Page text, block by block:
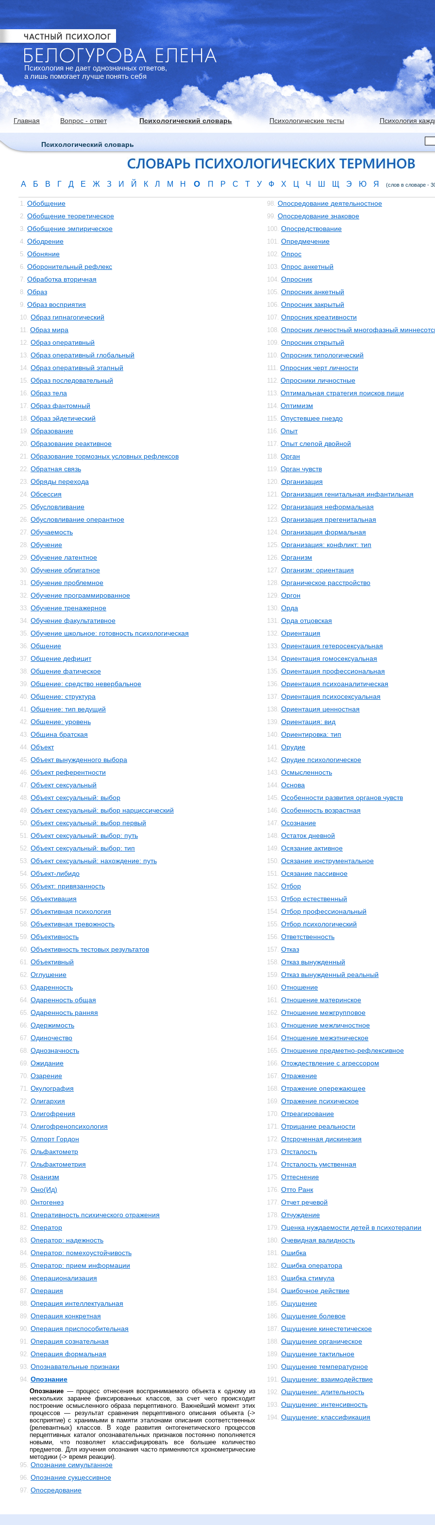
Психология не дает однозначных ответов,
а лишь помогает лучше понять себя
Главная Вопрос - ответ Психологический словарь Психологические тесты Психология
Психологический словарь
А Б В Г Д Е Ж З И Й К Л М Н О П Р С Т У Ф Х Ц Ч Ш Щ Э Ю Я (слов в словаре -
1. Обобщение
2. Обобщение теоретическое
3. Обобщение эмпирическое
4. Ободрение
5. Обоняние
6. Оборонительный рефлекс
7. Обработка вторичная
8. Образ
9. Образ восприятия
10. Образ гипнагогический
11. Образ мира
12. Образ оперативный
13. Образ оперативный глобальный
14. Образ оперативный этапный
15. Образ последовательный
16. Образ тела
17. Образ фантомный
18. Образ эйдетический
19. Образование
20. Образование реактивное
21. Образование тормозных условных рефлексов
22. Обратная связь
23. Обряды перехода
24. Обсессия
25. Обусловливание
26. Обусловливание оперантное
27. Обучаемость
28. Обучение
29. Обучение латентное
30. Обучение облигатное
31. Обучение проблемное
32. Обучение программированное
33. Обучение тренажерное
34. Обучение факультативное
35. Обучение школьное: готовность психологическая
36. Общение
37. Общение дефицит
38. Общение фатическое
39. Общение: средство невербальное
40. Общение: структура
41. Общение: тип ведущий
42. Общение: уровень
43. Община братская
44. Объект
45. Объект вынужденного выбора
46. Объект референтности
47. Объект сексуальный
48. Объект сексуальный: выбор
49. Объект сексуальный: выбор нарциссический
50. Объект сексуальный: выбор первый
51. Объект сексуальный: выбор: путь
52. Объект сексуальный: выбор: тип
53. Объект сексуальный: нахождение: путь
54. Объект-либидо
55. Объект: привязанность
56. Объективация
57. Объективная психология
58. Объективная тревожность
59. Объективность
60. Объективность тестовых результатов
61. Объективный
62. Оглушение
63. Одаренность
64. Одаренность общая
65. Одаренность ранняя
66. Одержимость
67. Одиночество
68. Однозначность
69. Ожидание
70. Озарение
71. Окулография
72. Олигархия
73. Олигофрения
74. Олигофренопсихология
75. Олпорт Гордон
76. Ольфактометр
77. Ольфактометрия
78. Онанизм
79. Оно(Ид)
80. Онтогенез
81. Оперативность психического отражения
82. Оператор
83. Оператор: надежность
84. Оператор: помехоустойчивость
85. Оператор: прием информации
86. Операционализация
87. Операция
88. Операция интеллектуальная
89. Операция конкретная
90. Операция приспособительная
91. Операция сознательная
92. Операция формальная
93. Опознавательные признаки
94. Опознание
Опознание — процесс отнесения воспринимаемого объекта к одному из
нескольких заранее фиксированных классов, за счет чего происходит
построение осмысленного образа перцептивного. Важнейший момент этих
процессов — результат сравнения перцептивного описания объекта (->
восприятие) с хранимыми в памяти эталонами описания соответственных
(релевантных) классов. В ходе развития онтогенетического процессов
перцептивных каталог опознавательных признаков постоянно пополняется
новыми, что позволяет классифицировать все большее количество
предметов. Для изучения опознания часто применяются хронометрические
методики (-> время реакции).
95. Опознание симультанное
96. Опознание сукцессивное
97. Опосредование
98. Опосредование деятельностное
99. Опосредование знаковое
100. Опосредствование
101. Опредмечение
102. Опрос
103. Опрос анкетный
104. Опросник
105. Опросник анкетный
106. Опросник закрытый
107. Опросник креативности
108. Опросник личностный многофазный
109. Опросник открытый
110. Опросник типологический
111. Опросник черт личности
112. Опросники личностные
113. Оптимальная стратегия поисков пищи
114. Оптимизм
115. Опустевшее гнездо
116. Опыт
117. Опыт слепой двойной
118. Орган
119. Орган чувств
120. Организация
121. Организация генитальная инфантильная
122. Организация неформальная
123. Организация прегенитальная
124. Организация формальная
125. Организация: конфликт: тип
126. Организм
127. Организм: ориентация
128. Органическое расстройство
129. Оргон
130. Орда
131. Орда отцовская
132. Ориентация
133. Ориентация гетеросексуальная
134. Ориентация гомосексуальная
135. Ориентация профессиональная
136. Ориентация психоаналитическая
137. Ориентация психосексуальная
138. Ориентация ценностная
139. Ориентация: вид
140. Ориентировка: тип
141. Орудие
142. Орудие психологическое
143. Осмысленность
144. Основа
145. Особенности развития органов чувств
146. Особенность возрастная
147. Осознание
148. Остаток дневной
149. Осязание активное
150. Осязание инструментальное
151. Осязание пассивное
152. Отбор
153. Отбор естественный
154. Отбор профессиональный
155. Отбор психологический
156. Ответственность
157. Отказ
158. Отказ вынужденный
159. Отказ вынужденный реальный
160. Отношение
161. Отношение материнское
162. Отношение межгрупповое
163. Отношение межличностное
164. Отношение межэтническое
165. Отношение предметно-рефлексивное
166. Отождествление с агрессором
167. Отражение
168. Отражение опережающее
169. Отражение психическое
170. Отреагирование
171. Отрицание реальности
172. Отсроченная дискинезия
173. Отсталость
174. Отсталость умственная
175. Оттеснение
176. Отто Ранк
177. Отчет речевой
178. Отчуждение
179. Оценка нуждаемости детей в психотерапии
180. Очевидная валидность
181. Ошибка
182. Ошибка оператора
183. Ошибка стимула
184. Ошибочное действие
185. Ощущение
186. Ощущение болевое
187. Ощущение кинестетическое
188. Ощущение органическое
189. Ощущение тактильное
190. Ощущение температурное
191. Ощущение: взаимодействие
192. Ощущение: длительность
193. Ощущение: интенсивность
194. Ощущение: классификация